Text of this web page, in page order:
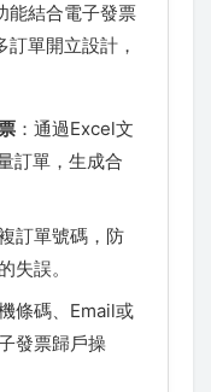
能結合電子發票
單開立設計，
：通過Excel文
訂單，生成合
訂單號碼，防
失誤。
條碼、Email或
發票歸戶操